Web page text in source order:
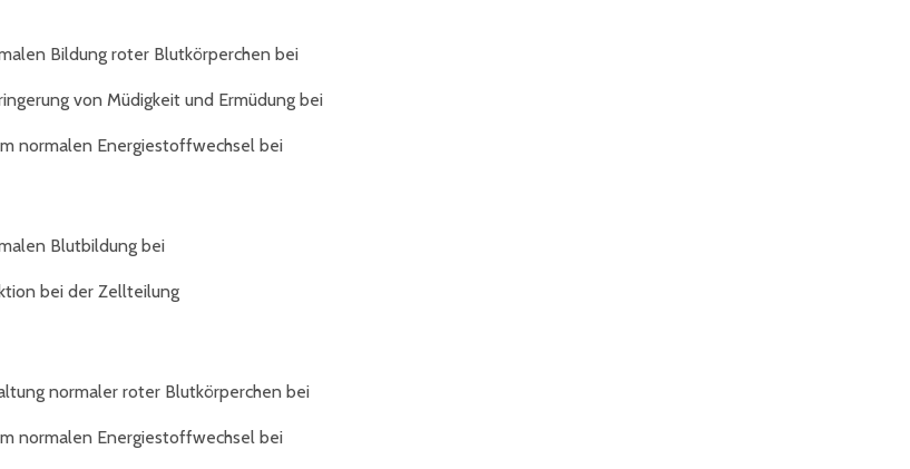
Bildung roter Blutkörperchen bei
von Müdigkeit und Ermüdung bei
normalen Energiestoffwechsel bei
Blutbildung bei
bei der Zellteilung
normaler roter Blutkörperchen bei
normalen Energiestoffwechsel bei